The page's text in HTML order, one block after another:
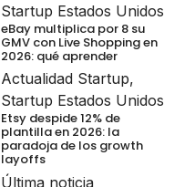
Startup Estados Unidos
eBay multiplica por 8 su
GMV con Live Shopping en
2026: qué aprender
Actualidad Startup,
Startup Estados Unidos
Etsy despide 12% de
plantilla en 2026: la
paradoja de los growth
layoffs
Última noticia